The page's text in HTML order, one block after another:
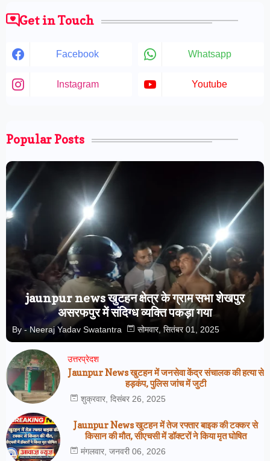
Get in Touch
Facebook Whatsapp
Instagram Youtube
Popular Posts
jaunpur news खुटहन क्षेत्र के ग्राम सभा शेखपुर
असरफपुर में संदिग्ध व्यक्ति पकड़ा गया
By - Neeraj Yadav Swatantra सोमवार, सितंबर 01, 2025
उत्तरप्रेदश
Jaunpur News खुटहन में जनसेवा केंद्र संचालक की हत्या से
हड़कंप, पुलिस जांच में जुटी
शुक्रवार, दिसंबर 26, 2025
Jaunpur News खुटहन में तेज रफ्तार बाइक की टक्कर से
किसान की मौत, सीएचसी में डॉक्टरों ने किया मृत घोषित
मंगलवार, जनवरी 06, 2026